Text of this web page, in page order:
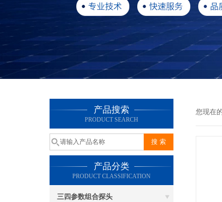
产品搜索
PRODUCT SEARCH
产品分类
PRODUCT CLASSIFICATION
三四参数组合探头
您现在